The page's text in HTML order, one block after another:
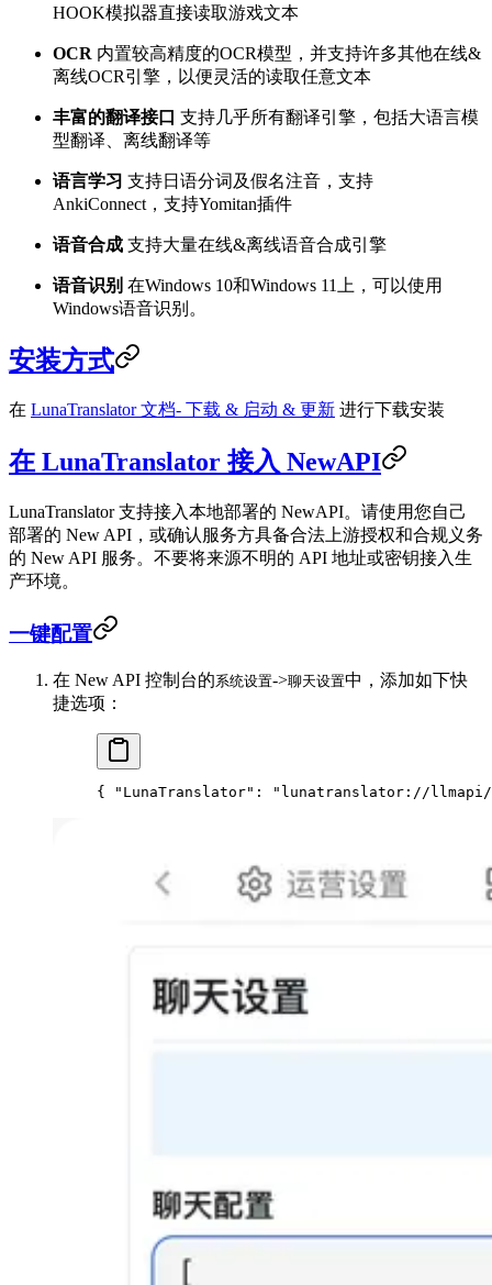
HOOK模拟器直接读取游戏文本
OCR 内置较高精度的OCR模型，并支持许多其他在线&
离线OCR引擎，以便灵活的读取任意文本
丰富的翻译接口 支持几乎所有翻译引擎，包括大语言模
型翻译、离线翻译等
语言学习 支持日语分词及假名注音，支持
AnkiConnect，支持Yomitan插件
语音合成 支持大量在线&离线语音合成引擎
语音识别 在Windows 10和Windows 11上，可以使用
Windows语音识别。
安装方式
在 LunaTranslator 文档- 下载 & 启动 & 更新 进行下载安装
在 LunaTranslator 接入 NewAPI
LunaTranslator 支持接入本地部署的 NewAPI。请使用您自己
部署的 New API，或确认服务方具备合法上游授权和合规义务
的 New API 服务。不要将来源不明的 API 地址或密钥接入生
产环境。
一键配置
在 New API 控制台的系统设置->聊天设置中，添加如下快
捷选项：
{ "LunaTranslator" : "lunatranslator://llmapi/